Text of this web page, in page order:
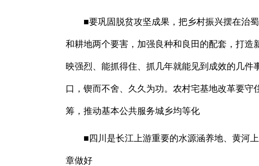
■要巩固脱贫攻坚成果，把乡村振兴摆在治蜀
和耕地两个要害，加强良种和良田的配套，打造
映强烈、能抓得住、抓几年就能见到成效的几件
口，锲而不舍、久久为功。农村宅基地改革要守
筹，推动基本公共服务城乡均等化
■四川是长江上游重要的水源涵养地、黄河上
章做好